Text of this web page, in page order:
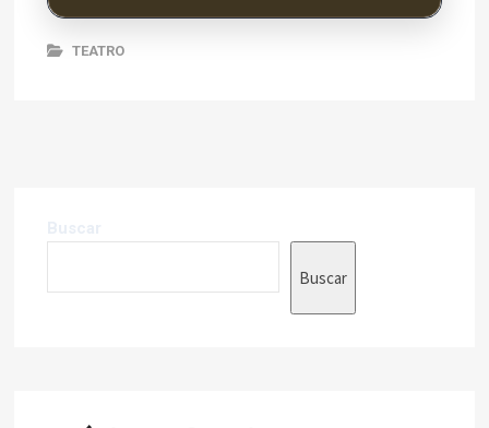
TEATRO
Buscar